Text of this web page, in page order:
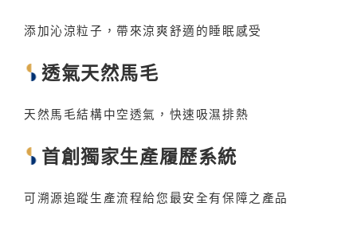
添加沁涼粒子，帶來涼爽舒適的睡眠感受
透氣天然馬毛
天然馬毛結構中空透氣，快速吸濕排熱
首創獨家生產履歷系統
可溯源追蹤生產流程給您最安全有保障之產品